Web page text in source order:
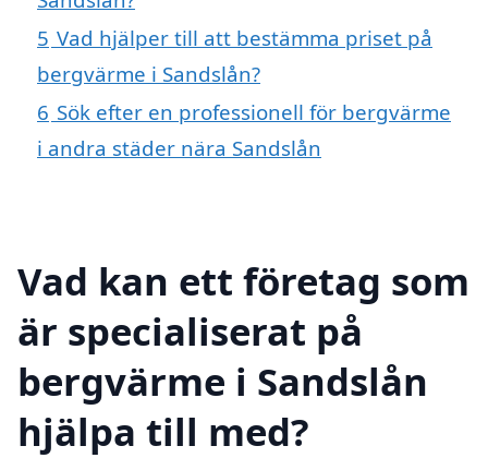
5 Vad hjälper till att bestämma priset på
bergvärme i Sandslån?
6 Sök efter en professionell för bergvärme
i andra städer nära Sandslån
Vad kan ett företag som
är specialiserat på
bergvärme i Sandslån
hjälpa till med?